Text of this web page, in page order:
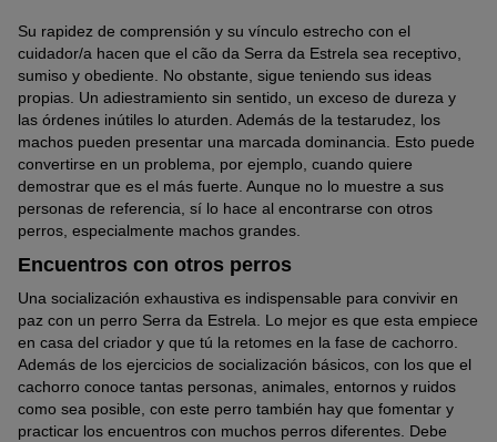
Su rapidez de comprensión y su vínculo estrecho con el
cuidador/a hacen que el cão da Serra da Estrela sea receptivo,
sumiso y obediente. No obstante, sigue teniendo sus ideas
propias. Un adiestramiento sin sentido, un exceso de dureza y
las órdenes inútiles lo aturden. Además de la testarudez, los
machos pueden presentar una marcada dominancia. Esto puede
convertirse en un problema, por ejemplo, cuando quiere
demostrar que es el más fuerte. Aunque no lo muestre a sus
personas de referencia, sí lo hace al encontrarse con otros
perros, especialmente machos grandes.
Encuentros con otros perros
Una socialización exhaustiva es indispensable para convivir en
paz con un perro Serra da Estrela. Lo mejor es que esta empiece
en casa del criador y que tú la retomes en la fase de cachorro.
Además de los ejercicios de socialización básicos, con los que el
cachorro conoce tantas personas, animales, entornos y ruidos
como sea posible, con este perro también hay que fomentar y
practicar los encuentros con muchos perros diferentes. Debe